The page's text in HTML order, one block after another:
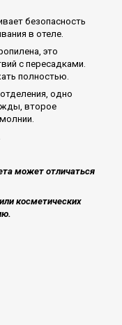
безопасность
в отеле.
это
с пересадками.
полностью.
одно
второе
может отличаться
косметических